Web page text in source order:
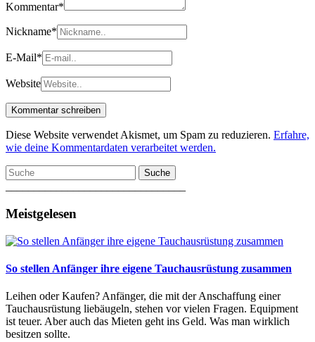
Kommentar*
Nickname*
E-Mail*
Website
Diese Website verwendet Akismet, um Spam zu reduzieren. Erfahre,
wie deine Kommentardaten verarbeitet werden.
Suche
Meistgelesen
So stellen Anfänger ihre eigene Tauchausrüstung zusammen
Leihen oder Kaufen? Anfänger, die mit der Anschaffung einer
Tauchausrüstung liebäugeln, stehen vor vielen Fragen. Equipment
ist teuer. Aber auch das Mieten geht ins Geld. Was man wirklich
besitzen sollte.